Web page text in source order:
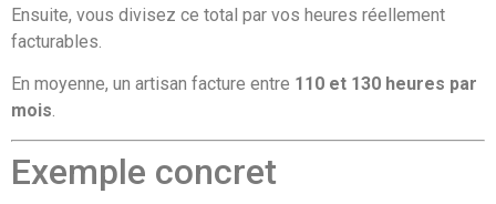
Ensuite, vous divisez ce total par vos heures réellement
facturables.
En moyenne, un artisan facture entre 110 et 130 heures par
mois.
Exemple concret